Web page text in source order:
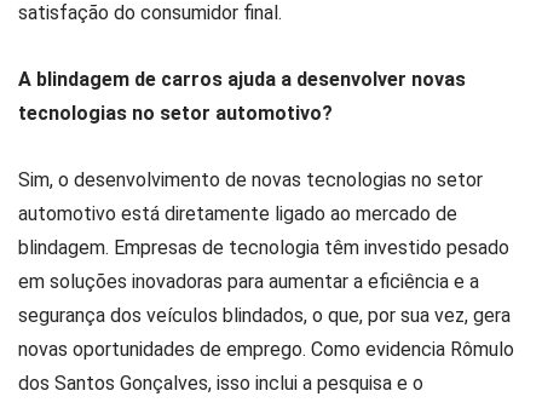
satisfação do consumidor final.
A blindagem de carros ajuda a desenvolver novas
tecnologias no setor automotivo?
Sim, o desenvolvimento de novas tecnologias no setor
automotivo está diretamente ligado ao mercado de
blindagem. Empresas de tecnologia têm investido pesado
em soluções inovadoras para aumentar a eficiência e a
segurança dos veículos blindados, o que, por sua vez, gera
novas oportunidades de emprego. Como evidencia Rômulo
dos Santos Gonçalves, isso inclui a pesquisa e o